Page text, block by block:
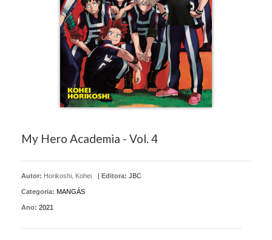
My Hero Academia - Vol. 4
Autor: Horikoshi, Kohei | Editora: JBC
Categoria: MANGÁS
Ano: 2021